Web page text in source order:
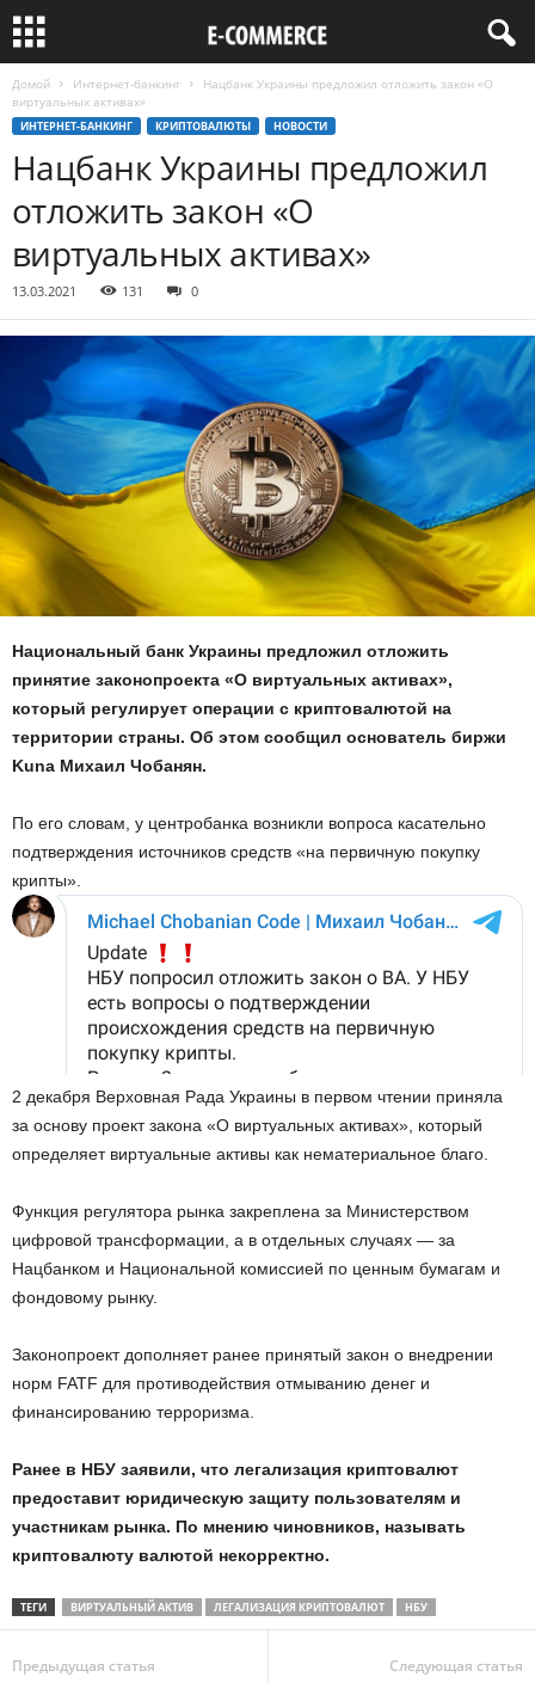
Домой Интернет-банкинг
Нацбанк Украины предложил отложить закон «О
виртуальных активах»
ИНТЕРНЕТ-БАНКИНГ КРИПТОВАЛЮТЫ НОВОСТИ
Нацбанк Украины предложил
отложить закон «О
виртуальных активах»
13.03.2021 131 0
Национальный банк Украины предложил отложить
принятие законопроекта «О виртуальных активах»,
который регулирует операции с криптовалютой на
территории страны. Об этом сообщил основатель биржи
Kuna Михаил Чобанян.
По его словам, у центробанка возникли вопроса касательно
подтверждения источников средств «на первичную покупку
крипты».
2 декабря Верховная Рада Украины в первом чтении приняла
за основу проект закона «О виртуальных активах», который
определяет виртуальные активы как нематериальное благо.
Функция регулятора рынка закреплена за Министерством
цифровой трансформации, а в отдельных случаях — за
Нацбанком и Национальной комиссией по ценным бумагам и
фондовому рынку.
Законопроект дополняет ранее принятый закон о внедрении
норм FATF для противодействия отмыванию денег и
финансированию терроризма.
Ранее в НБУ заявили, что легализация криптовалют
предоставит юридическую защиту пользователям и
участникам рынка. По мнению чиновников, называть
криптовалюту валютой некорректно.
ТЕГИ ВИРТУАЛЬНЫЙ АКТИВ ЛЕГАЛИЗАЦИЯ КРИПТОВАЛЮТ НБУ
Предыдущая статья Следующая статья